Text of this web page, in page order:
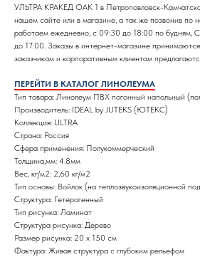
УЛЬТРА КРАКЕД ОАК 1 в Петроповловск-
нашем сайте или в магазине, а так же позвонив
работаем ежедневно, с 09:30 до 18:00 по будням,
до 17:00. Заказы в интернет-магазине
заказчикам и корпоративным клиентам
ПЕРЕЙТИ В КАТАЛОГ ЛИНОЛЕУМА
Тип товара: Линолеум ПВХ погонный напольный
Производитель: IDEAL by JUTEKS (ЮТЕКС)
Коллекция: ULTRA
Страна: Россия
Сфера применения: Полукоммерческий
Толщина,мм: 4.8мм
Вес, кг/м2: 2,60 кг/м2
Тип основы: Войлок (на теплозвукоизоляционной
Структура: Гетерогенный
Тип рисунка: Ламинат
Структура рисунка: Дерево
Размер рисунка: 20 х 150 см
Фактура: Живая структура с глубоким рельефом